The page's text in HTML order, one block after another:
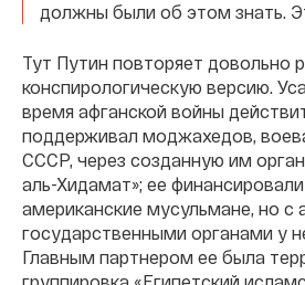
должны были об этом знать.
Тут Путин повторяет довольно
конспирологическую версию.
время афганской войны
поддерживал моджахедов,
СССР, через созданную им
аль-Хидамат»; ее
американские мусульмане, но с
государственными органами у
Главным партнером ее была